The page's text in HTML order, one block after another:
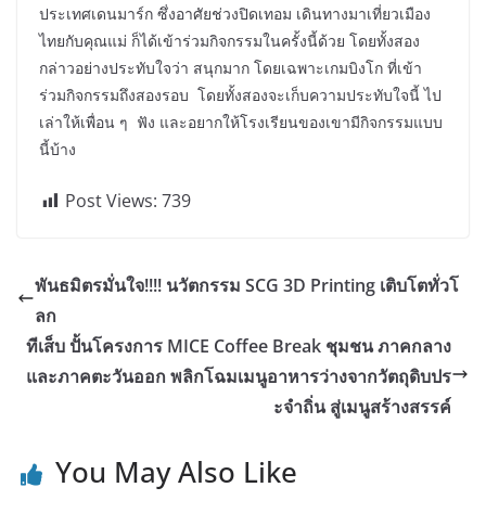
ประเทศเดนมาร์ก ซึ่งอาศัยช่วงปิดเทอม เดินทางมาเที่ยวเมือง
ไทยกับคุณแม่ ก็ได้เข้าร่วมกิจกรรมในครั้งนี้ด้วย โดยทั้งสอง
กล่าวอย่างประทับใจว่า สนุกมาก โดยเฉพาะเกมบิงโก ที่เข้า
ร่วมกิจกรรมถึงสองรอบ โดยทั้งสองจะเก็บความประทับใจนี้ ไป
เล่าให้เพื่อน ๆ ฟัง และอยากให้โรงเรียนของเขามีกิจกรรมแบบ
นี้บ้าง
Post Views: 739
พันธมิตรมั่นใจ!!!! นวัตกรรม SCG 3D Printing เติบโตทั่วโ
ลก
ทีเส็บ ปั้นโครงการ MICE Coffee Break ชุมชน ภาคกลาง
และภาคตะวันออก พลิกโฉมเมนูอาหารว่างจากวัตถุดิบปร
ะจำถิ่น สู่เมนูสร้างสรรค์
You May Also Like